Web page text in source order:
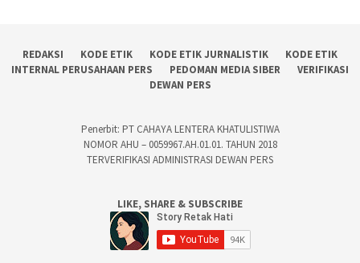
REDAKSI KODE ETIK KODE ETIK JURNALISTIK
KODE ETIK
INTERNAL PERUSAHAAN PERS
PEDOMAN MEDIA SIBER
VERIFIKASI
DEWAN PERS
Penerbit: PT CAHAYA LENTERA KHATULISTIWA
NOMOR AHU – 0059967.AH.01.01. TAHUN 2018
TERVERIFIKASI ADMINISTRASI DEWAN PERS
LIKE, SHARE & SUBSCRIBE